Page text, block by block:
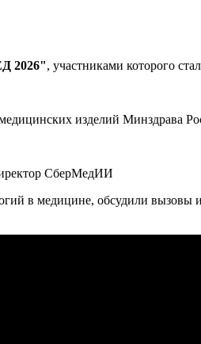
2026", участниками которого
изделий Минздрава
СберМедИИ
в медицине, обсудили вызовы